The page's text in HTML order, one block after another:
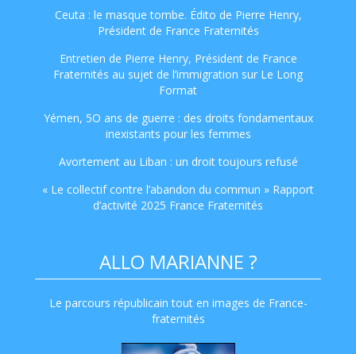
Ceuta : le masque tombe. Édito de Pierre Henry,
Président de France Fraternités
Entretien de Pierre Henry, Président de France
Fraternités au sujet de l’immigration sur Le Long
Format
Yémen, 5O ans de guerre : des droits fondamentaux
inexistants pour les femmes
Avortement au Liban : un droit toujours refusé
« Le collectif contre l’abandon du commun » Rapport
d’activité 2025 France Fraternités
ALLO MARIANNE ?
Le parcours républicain tout en images de France-
fraternités